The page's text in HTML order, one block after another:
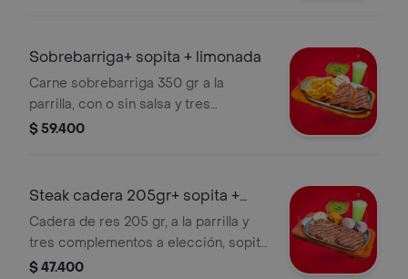
Sobrebarriga+ sopita + limonada
Carne sobrebarriga 350 gr a la
parrilla, con o sin salsa y tres
complementos a elección ,sopita y
$ 59.400
Steak cadera 205gr+ sopita +
limonada
Cadera de res 205 gr, a la parrilla y
tres complementos a elección, sopita
y limonada.
$ 47.400